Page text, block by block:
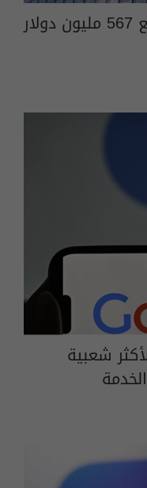
محكمة أميركية تُلزم "ميتا" بدفع 567 مليون دولار
شعبية